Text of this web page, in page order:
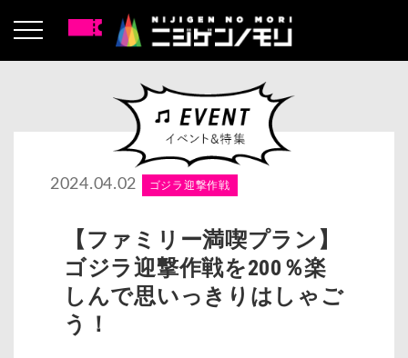
2024.04.02 ゴジラ迎撃作戦
【ファミリー満喫プラン】
ゴジラ迎撃作戦を200％楽
しんで思いっきりはしゃご
う！